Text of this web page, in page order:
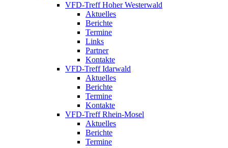
VFD-Treff Hoher Westerwald
Aktuelles
Berichte
Termine
Links
Partner
Kontakte
VFD-Treff Idarwald
Aktuelles
Berichte
Termine
Kontakte
VFD-Treff Rhein-Mosel
Aktuelles
Berichte
Termine